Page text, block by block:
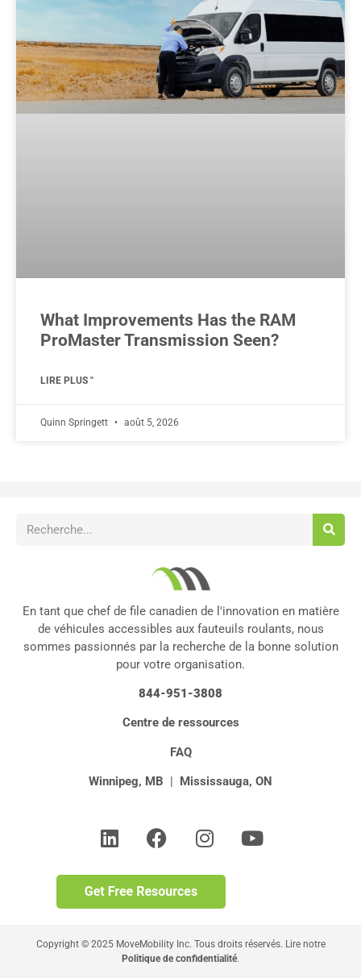
What Improvements Has the RAM
ProMaster Transmission Seen?
LIRE PLUS "
Quinn Springett août 5, 2026
En tant que chef de file canadien de l'innovation en matière
de véhicules accessibles aux fauteuils roulants, nous
sommes passionnés par la recherche de la bonne solution
pour votre organisation.
844-951-3808
Centre de ressources
FAQ
Winnipeg, MB | Mississauga, ON
Copyright © 2025 MoveMobility Inc. Tous droits réservés. Lire notre
Politique de confidentialité.